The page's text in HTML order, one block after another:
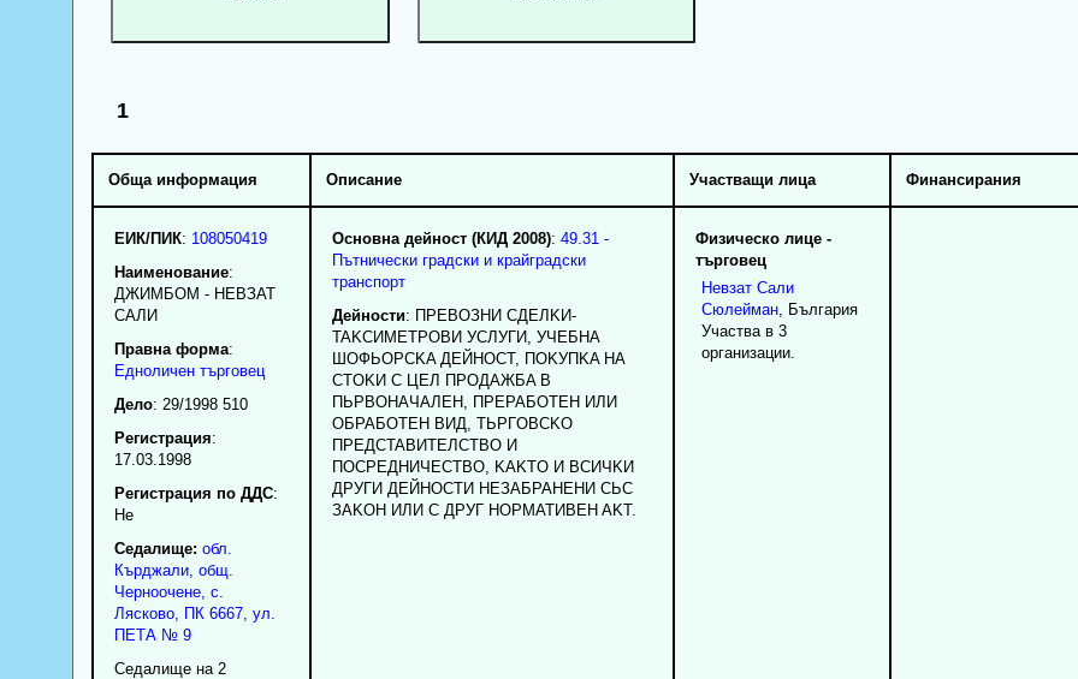
1
Обща информация Описание Участващи лица Финансирания
ЕИК/ПИК: 108050419
Наименование:
ДЖИМБОМ - НЕВЗАТ
САЛИ
Правна форма:
Едноличен търговец
Дело: 29/1998 510
Регистрация:
17.03.1998
Регистрация по ДДС:
Нe
Седалище: обл.
Кърджали, общ.
Черноочене, с.
Лясково, ПК 6667, ул.
ПЕТА № 9
Седалище на 2
Основна дейност (КИД 2008): 49.31 -
Пътнически градски и крайградски
транспорт
Дейности: ПPEBOЗHИ CДEЛKИ-
TAKCИMETPOBИ УCЛУГИ, УЧEБHA
ШOФЬOPCKA ДEЙHOCT, ПOKУПKA HA
CTOKИ C ЦEЛ ПPOДAЖБA B
ПЬPBOHAЧAЛEH, ПPEPAБOTEH ИЛИ
OБPAБOTEH BИД, TЬPГOBCKO
ПPEДCTABИTEЛCTBO И
ПOCPEДHИЧECTBO, KAKTO И BCИЧKИ
ДPУГИ ДEЙHOCTИ HEЗAБPAHEHИ CЬC
ЗAKOH ИЛИ C ДPУГ HOPMATИBEH AKT.
Физическо лице -
търговец
Невзат Сали
Сюлейман, България
Участва в 3
организации.